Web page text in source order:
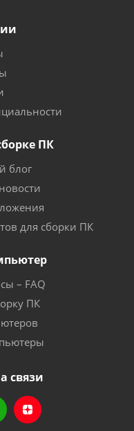
ПК
блог
для сборки ПК
– FAQ
ПК
связи